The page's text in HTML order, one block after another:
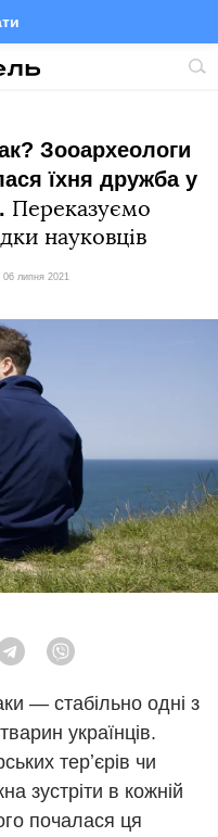
Twitter
Зооархеологи
їхня дружба у
Переказуємо
науковців
06 липня 2021
TelegramViber
— стабільно одні з
українців.
терʼєрів чи
зустріти в кожній
почалася ця